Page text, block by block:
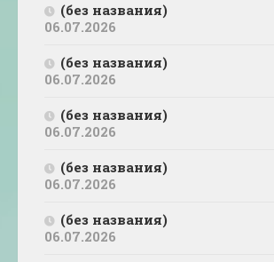
(без названия)
06.07.2026
(без названия)
06.07.2026
(без названия)
06.07.2026
(без названия)
06.07.2026
(без названия)
06.07.2026